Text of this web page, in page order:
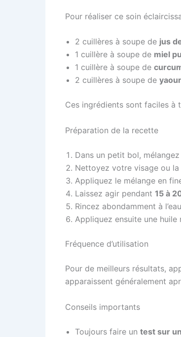
Pour réaliser ce soin
2 cuillères à soupe de jus
1 cuillère à soupe de miel
1 cuillère à soupe de
2 cuillères à soupe de
Ces ingrédients sont faciles à
Préparation de la recette
Dans un petit bol,
Nettoyez votre visage ou
Appliquez le mélange en
Laissez agir pendant 15 à
Rincez abondamment à
Appliquez ensuite une huile
Fréquence d’utilisation
Pour de meilleurs résultats,
apparaissent généralement
Conseils importants
Toujours faire un test sur